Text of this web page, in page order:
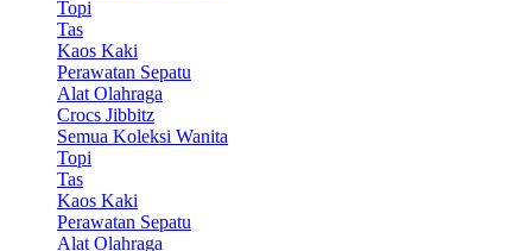
Topi
Tas
Kaos Kaki
Perawatan Sepatu
Alat Olahraga
Crocs Jibbitz
Semua Koleksi Wanita
Topi
Tas
Kaos Kaki
Perawatan Sepatu
Alat Olahraga